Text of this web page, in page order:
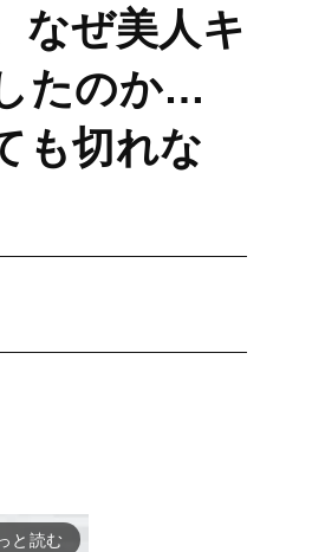
なぜ美人キ
たのか…
も切れな
と読む